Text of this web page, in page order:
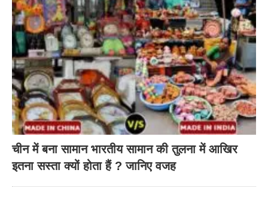
चीन में बना सामान भारतीय सामान की तुलना में आखिर
इतना सस्ता क्यों होता हैं ? जानिए वजह